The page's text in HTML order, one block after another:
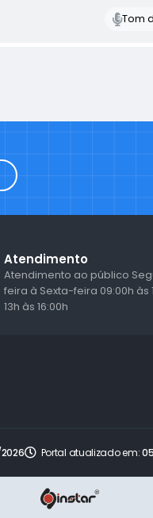
Tom
Atendimento
Atendimento ao público
feira à Sexta-feira 09:00h às
13h às 16:00h
Portal atualizado em: